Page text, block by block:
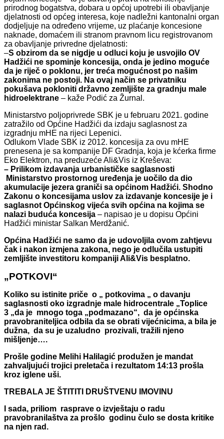
prirodnog bogatstva, dobara u općoj upotrebi ili obavljanje
djelatnosti od općeg interesa, koje nadležni kantonalni organ
dodjeljuje na određeno vrijeme, uz plaćanje koncesione
naknade, domaćem ili stranom pravnom licu registrovanom
za obavljanje privredne djelatnosti:
–S obzirom da se nigdje u odluci koju je usvojilo OV
Hadžići ne spominje koncesija, onda je jedino moguće
da je riječ o poklonu, jer treća mogućnost po našim
zakonima ne postoji. Na ovaj način se privatniku
pokušava pokloniti državno zemljište za gradnju male
hidroelektrane – kaže Podić za Žurnal.
Ministarstvo poljoprivrede SBK je u februaru 2021. godine
zatražilo od Općine Hadžići da izdaju saglasnost za
izgradnju mHE na rijeci Lepenici.
Odlukom Vlade SBK iz 2012. koncesija za ovu mHE
prenesena je sa kompanije DF Gradnja, koja je kćerka firme
Eko Elektron, na preduzeće Ali&Vis iz Kreševa:
– Prilikom izdavanja urbanističke saglasnosti
Ministarstvo prostornog uređenja je uočilo da dio
akumulacije jezera graniči sa općinom Hadžići. Shodno
Zakonu o koncesijama uslov za izdavanje koncesije je i
saglasnot Općinskog vijeća svih općina na kojima se
nalazi buduća koncesija – napisao je u dopisu Općini
Hadžići ministar Salkan Merdžanić.
Općina Hadžići ne samo da je udovoljila ovom zahtjevu
čak i nakon izmjena zakona, nego je odlučila ustupiti
zemljište investitoru kompaniji Ali&Vis besplatno.
„POTKOVI“
Koliko su istinite priče o „ potkovima „ o davanju
saglasnosti oko izgradnje male hidrocentrale „Toplice
3 „da je mnogo toga „podmazano“, da je općinska
pravobraniteljica odbila da se obrati vijećnicima, a bila je
dužna, da su je uzaludno prozivali, tražili njeno
mišljenje….
Prošle godine Melihi Halilagić produžen je mandat
zahvaljujući trojici preletača i rezultatom 14:13 prošla
kroz iglene uši.
TREBALA JE ŠTITITI DRUŠTVENU IMOVINU
I sada, priliom rasprave o izvještaju o radu
pravobranilaštva za prošlo godinu čulo se dosta kritike
na njen rad.